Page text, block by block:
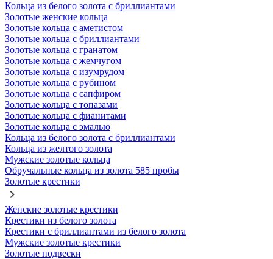
Кольца из белого золота с бриллиантами
Золотые женские кольца
Золотые кольца с аметистом
Золотые кольца с бриллиантами
Золотые кольца с гранатом
Золотые кольца с жемчугом
Золотые кольца с изумрудом
Золотые кольца с рубином
Золотые кольца с сапфиром
Золотые кольца с топазами
Золотые кольца с фианитами
Золотые кольца с эмалью
Кольца из белого золота с бриллиантами
Кольца из желтого золота
Мужские золотые кольца
Обручальные кольца из золота 585 пробы
Золотые крестики
Женские золотые крестики
Крестики из белого золота
Крестики с бриллиантами из белого золота
Мужские золотые крестики
Золотые подвески